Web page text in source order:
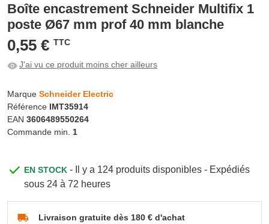
Boîte encastrement Schneider Multifix 1
poste Ø67 mm prof 40 mm blanche
0,55 € TTC
J'ai vu ce produit moins cher ailleurs
Marque Schneider Electric
Référence IMT35914
EAN 3606489550264
Commande min. 1
EN STOCK- Il y a 124 produits disponibles - Expédiés
sous 24 à 72 heures
Livraison gratuite dès 180 € d'achat